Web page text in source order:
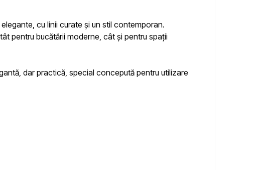
cu linii curate și un stil contemporan.
pentru bucătării moderne, cât și pentru spații
dar practică, special concepută pentru utilizare